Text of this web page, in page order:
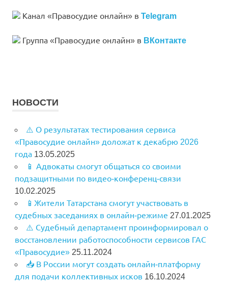
Канал «Правосудие онлайн» в Telegram
Группа «Правосудие онлайн» в ВКонтакте
НОВОСТИ
⚠️ О результатах тестирования сервиса
«Правосудие онлайн» доложат к декабрю 2026
года 13.05.2025
📱 Адвокаты смогут общаться со своими
подзащитными по видео-конференц-связи
10.02.2025
📱Жители Татарстана смогут участвовать в
судебных заседаниях в онлайн-режиме 27.01.2025
⚠️ Судебный департамент проинформировал о
восстановлении работоспособности сервисов ГАС
«Правосудие» 25.11.2024
📥 В России могут создать онлайн-платформу
для подачи коллективных исков 16.10.2024